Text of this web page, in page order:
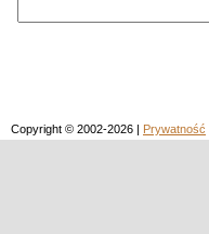
Copyright © 2002-2026 | Prywatność